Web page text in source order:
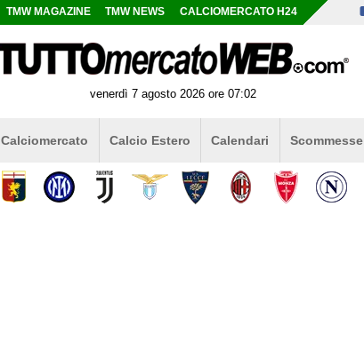
TMW MAGAZINE TMW NEWS CALCIOMERCATO H24
venerdì 7 agosto 2026 ore 07:02
Calciomercato Calcio Estero Calendari Scommesse